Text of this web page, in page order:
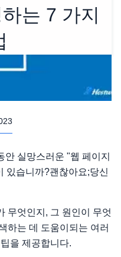
는 7 가지
실망스러운 "웹 페이지
있습니까?괜찮아요;당신
무엇인지, 그 원인이 무엇
하는 데 도움이되는 여러
을 제공합니다.